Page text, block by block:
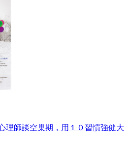
理師談空巢期，用１０習慣強健大